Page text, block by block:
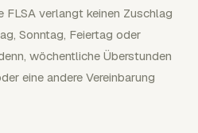
FLSA verlangt keinen Zuschlag
Sonntag, Feiertag oder
wöchentliche Überstunden
eine andere Vereinbarung